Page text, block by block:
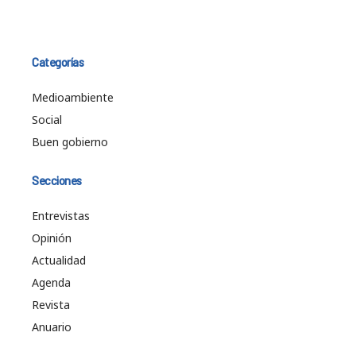
Categorías
Medioambiente
Social
Buen gobierno
Secciones
Entrevistas
Opinión
Actualidad
Agenda
Revista
Anuario